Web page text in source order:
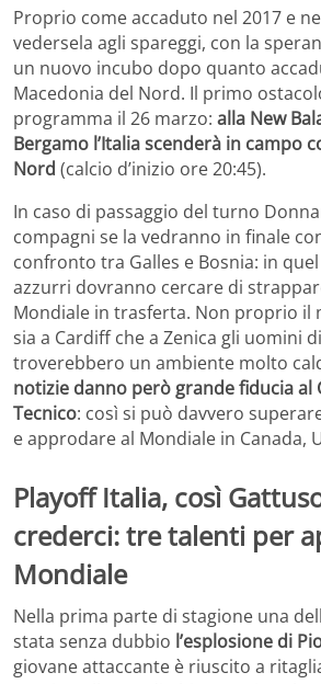
Proprio come accaduto nel 2017 e
vedersela agli spareggi, con la
un nuovo incubo dopo quanto
Macedonia del Nord. Il primo
programma il 26 marzo: alla New
Bergamo l’Italia scenderà in campo
Nord (calcio d’inizio ore 20:45).
In caso di passaggio del turno
compagni se la vedranno in finale
confronto tra Galles e Bosnia: in
azzurri dovranno cercare di
Mondiale in trasferta. Non proprio il
sia a Cardiff che a Zenica gli uomini
troverebbero un ambiente molto
notizie danno però grande fiducia al
Tecnico: così si può davvero
e approdare al Mondiale in Canada,
Playoff Italia, così
crederci: tre talenti per
Mondiale
Nella prima parte di stagione una
stata senza dubbio l’esplosione di
giovane attaccante è riuscito a